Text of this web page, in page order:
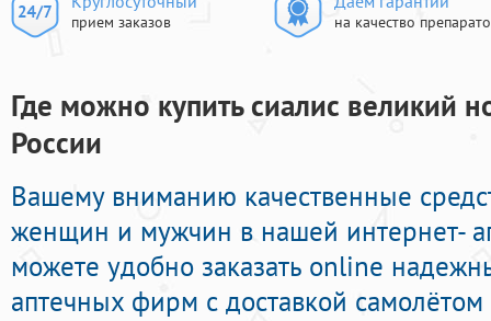
прием заказов на качество
Где можно купить сиалис великий
России
Вашему вниманию качественные
женщин и мужчин в нашей интернет-
можете удобно заказать online
аптечных фирм с доставкой